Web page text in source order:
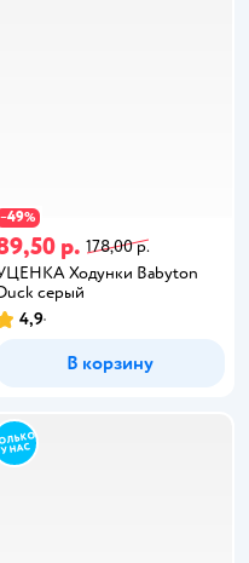
−49%
р. 178,00 р.
Ходунки Babyton
серый
4,9
В корзину